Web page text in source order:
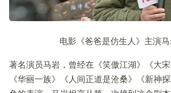
电影《爸爸是仿生人》主演
著名演员马岩，曾经在《笑傲江湖》《大
《华丽一族》《人间正道是沧桑》《新神